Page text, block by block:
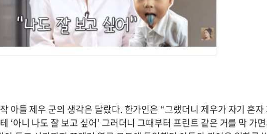
아들 제우 군의 생각은 달랐다. 한가인은 “그랬더니 제우가 자기 혼자
‘아니 나도 잘 보고 싶어’ 그러더니 그때부터 프린트 같은 거를 막 가